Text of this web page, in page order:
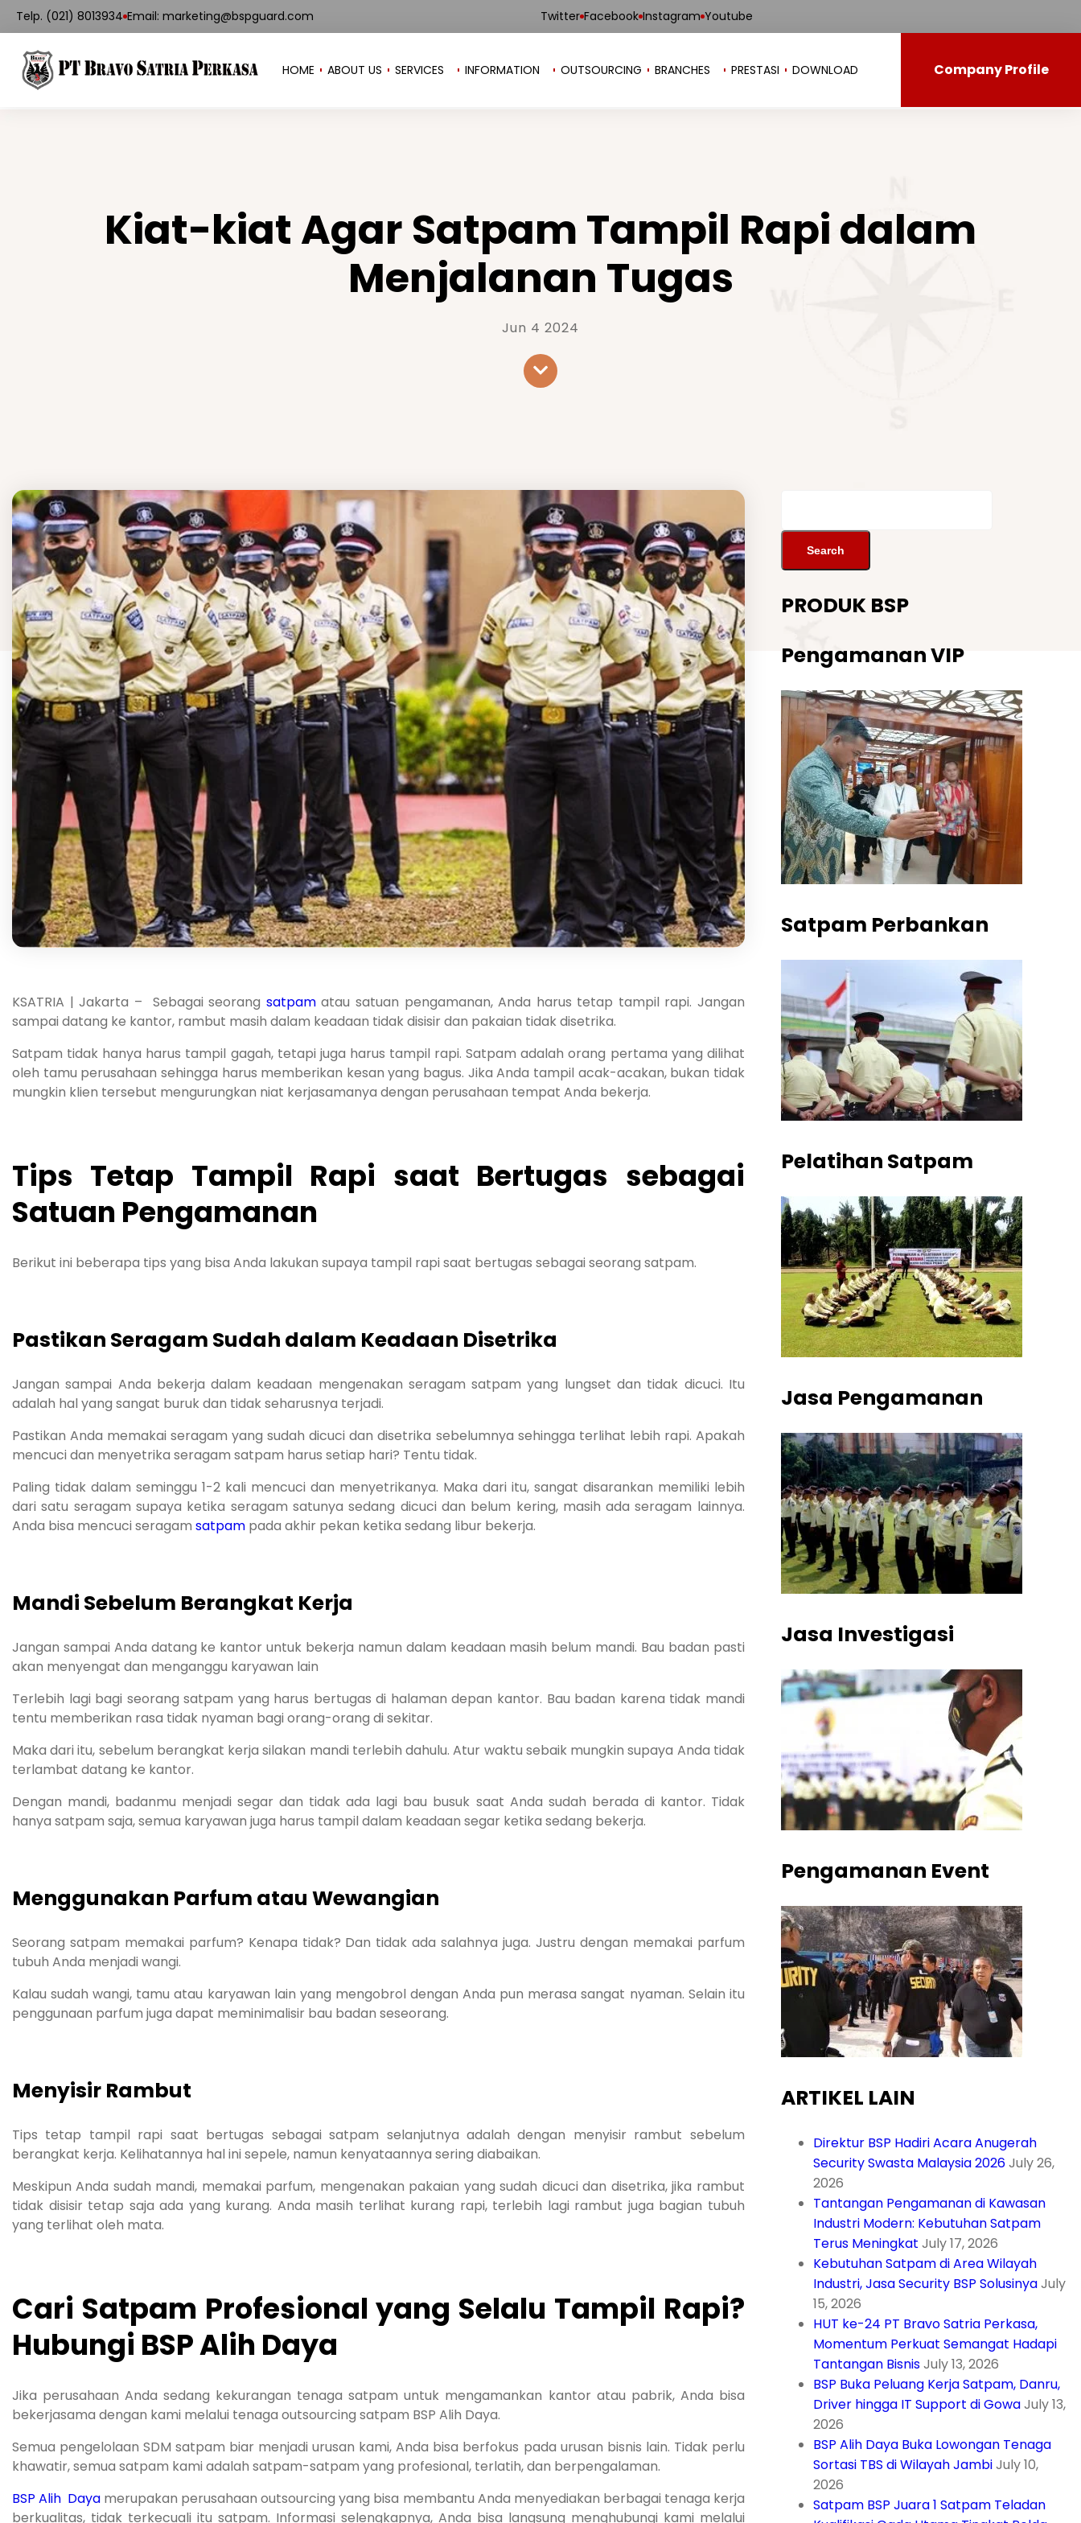
Telp. (021) 8013934 Email: marketing@bspguard.com Twitter Facebook Instagram Youtube
HOME ABOUT US SERVICES INFORMATION OUTSOURCING BRANCHES PRESTASI DOWNLOAD Company Profile
Kiat-kiat Agar Satpam Tampil Rapi dalam
Menjalanan Tugas
Jun 4 2024
KSATRIA | Jakarta – Sebagai seorang satpamatau satuan pengamanan, Anda harus tetap tampil rapi. Jangan
sampai datang ke kantor, rambut masih dalam keadaan tidak disisir dan pakaian tidak disetrika.
Satpam tidak hanya harus tampil gagah, tetapi juga harus tampil rapi. Satpam adalah orang pertama yang dilihat
oleh tamu perusahaan sehingga harus memberikan kesan yang bagus. Jika Anda tampil acak-acakan, bukan tidak
mungkin klien tersebut mengurungkan niat kerjasamanya dengan perusahaan tempat Anda bekerja.
Tips Tetap Tampil Rapi saat Bertugas sebagai
Satuan Pengamanan
Berikut ini beberapa tips yang bisa Anda lakukan supaya tampil rapi saat bertugas sebagai seorang satpam.
Pastikan Seragam Sudah dalam Keadaan Disetrika
Jangan sampai Anda bekerja dalam keadaan mengenakan seragam satpam yang lungset dan tidak dicuci. Itu
adalah hal yang sangat buruk dan tidak seharusnya terjadi.
Pastikan Anda memakai seragam yang sudah dicuci dan disetrika sebelumnya sehingga terlihat lebih rapi. Apakah
mencuci dan menyetrika seragam satpam harus setiap hari? Tentu tidak.
Paling tidak dalam seminggu 1-2 kali mencuci dan menyetrikanya. Maka dari itu, sangat disarankan memiliki lebih
dari satu seragam supaya ketika seragam satunya sedang dicuci dan belum kering, masih ada seragam lainnya.
Anda bisa mencuci seragam satpam pada akhir pekan ketika sedang libur bekerja.
Mandi Sebelum Berangkat Kerja
Jangan sampai Anda datang ke kantor untuk bekerja namun dalam keadaan masih belum mandi. Bau badan pasti
akan menyengat dan menganggu karyawan lain
Terlebih lagi bagi seorang satpam yang harus bertugas di halaman depan kantor. Bau badan karena tidak mandi
tentu memberikan rasa tidak nyaman bagi orang-orang di sekitar.
Maka dari itu, sebelum berangkat kerja silakan mandi terlebih dahulu. Atur waktu sebaik mungkin supaya Anda tidak
terlambat datang ke kantor.
Dengan mandi, badanmu menjadi segar dan tidak ada lagi bau busuk saat Anda sudah berada di kantor. Tidak
hanya satpam saja, semua karyawan juga harus tampil dalam keadaan segar ketika sedang bekerja.
Menggunakan Parfum atau Wewangian
Seorang satpam memakai parfum? Kenapa tidak? Dan tidak ada salahnya juga. Justru dengan memakai parfum
tubuh Anda menjadi wangi.
Kalau sudah wangi, tamu atau karyawan lain yang mengobrol dengan Anda pun merasa sangat nyaman. Selain itu
penggunaan parfum juga dapat meminimalisir bau badan seseorang.
Menyisir Rambut
Tips tetap tampil rapi saat bertugas sebagai satpam selanjutnya adalah dengan menyisir rambut sebelum
berangkat kerja. Kelihatannya hal ini sepele, namun kenyataannya sering diabaikan.
Meskipun Anda sudah mandi, memakai parfum, mengenakan pakaian yang sudah dicuci dan disetrika, jika rambut
tidak disisir tetap saja ada yang kurang. Anda masih terlihat kurang rapi, terlebih lagi rambut juga bagian tubuh
yang terlihat oleh mata.
Cari Satpam Profesional yang Selalu Tampil Rapi?
Hubungi BSP Alih Daya
Jika perusahaan Anda sedang kekurangan tenaga satpam untuk mengamankan kantor atau pabrik, Anda bisa
bekerjasama dengan kami melalui tenaga outsourcing satpam BSP Alih Daya.
Semua pengelolaan SDM satpam biar menjadi urusan kami, Anda bisa berfokus pada urusan bisnis lain. Tidak perlu
khawatir, semua satpam kami adalah satpam-satpam yang profesional, terlatih, dan berpengalaman.
BSP Alih Daya merupakan perusahaan outsourcing yang bisa membantu Anda menyediakan berbagai tenaga kerja
berkualitas, tidak terkecuali itu satpam. Informasi selengkapnya, Anda bisa langsung menghubungi kami melalui
PRODUK BSP
Pengamanan VIP
Satpam Perbankan
Pelatihan Satpam
Jasa Pengamanan
Jasa Investigasi
Pengamanan Event
ARTIKEL LAIN
Direktur BSP Hadiri Acara Anugerah
Security Swasta Malaysia 2026July 26,
2026
Tantangan Pengamanan di Kawasan
Industri Modern: Kebutuhan Satpam
Terus Meningkat July 17, 2026
Kebutuhan Satpam di Area Wilayah
Industri, Jasa Security BSP SolusinyaJuly
15, 2026
HUT ke-24 PT Bravo Satria Perkasa,
Momentum Perkuat Semangat Hadapi
Tantangan BisnisJuly 13, 2026
BSP Buka Peluang Kerja Satpam, Danru,
Driver hingga IT Support di GowaJuly 13,
2026
BSP Alih Daya Buka Lowongan Tenaga
Sortasi TBS di Wilayah JambiJuly 10,
2026
Satpam BSP Juara 1 Satpam Teladan